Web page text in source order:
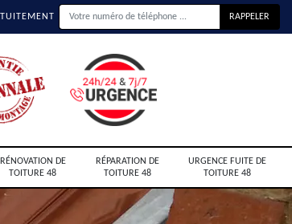
RÉNOVATION DE
TOITURE 48
RÉPARATION DE
TOITURE 48
URGENCE FUITE DE
TOITURE 48